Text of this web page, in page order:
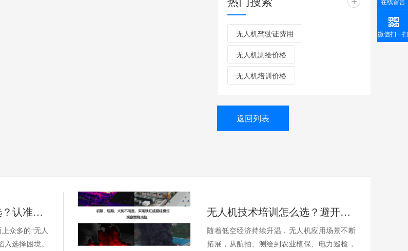
无人机驾驶证费用
无人机测绘价格
无人机培训价格
返回列表
无人机驾驶培训怎么选？认准这几点不踩坑
众多的“无人
选择困境。
无人机技术培训怎么选？避开这3个坑，轻松找到靠谱机构
随着低空经济持续升温，无人机应用场景不断
拓展，从航拍、测绘到农业植保、电力巡检，
微信扫一扫